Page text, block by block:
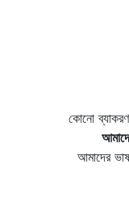
কোনো
আমাদের